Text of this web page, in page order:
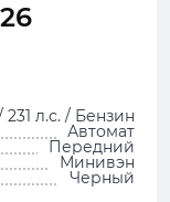
231 л.с. / Бензин
Автомат
Передний
Минивэн
Черный